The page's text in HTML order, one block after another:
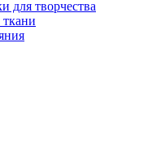
для творчества